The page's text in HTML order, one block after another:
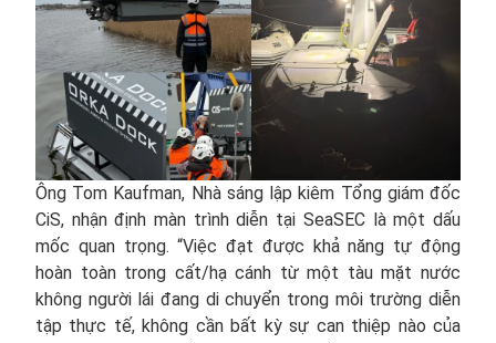
Ông Tom Kaufman, Nhà sáng lập kiêm Tổng giám đốc
CiS, nhận định màn trình diễn tại SeaSEC là một dấu
mốc quan trọng. “Việc đạt được khả năng tự động
hoàn toàn trong cất/hạ cánh từ một tàu mặt nước
không người lái đang di chuyển trong môi trường diễn
tập thực tế, không cần bất kỳ sự can thiệp nào của